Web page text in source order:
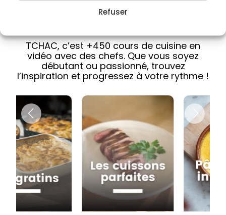
Refuser
plateforme de streaming
TCHAC, c’est +450 cours de cuisine en
vidéo avec des chefs. Que vous soyez
débutant ou passionné, trouvez
l’inspiration et progressez à votre rythme !